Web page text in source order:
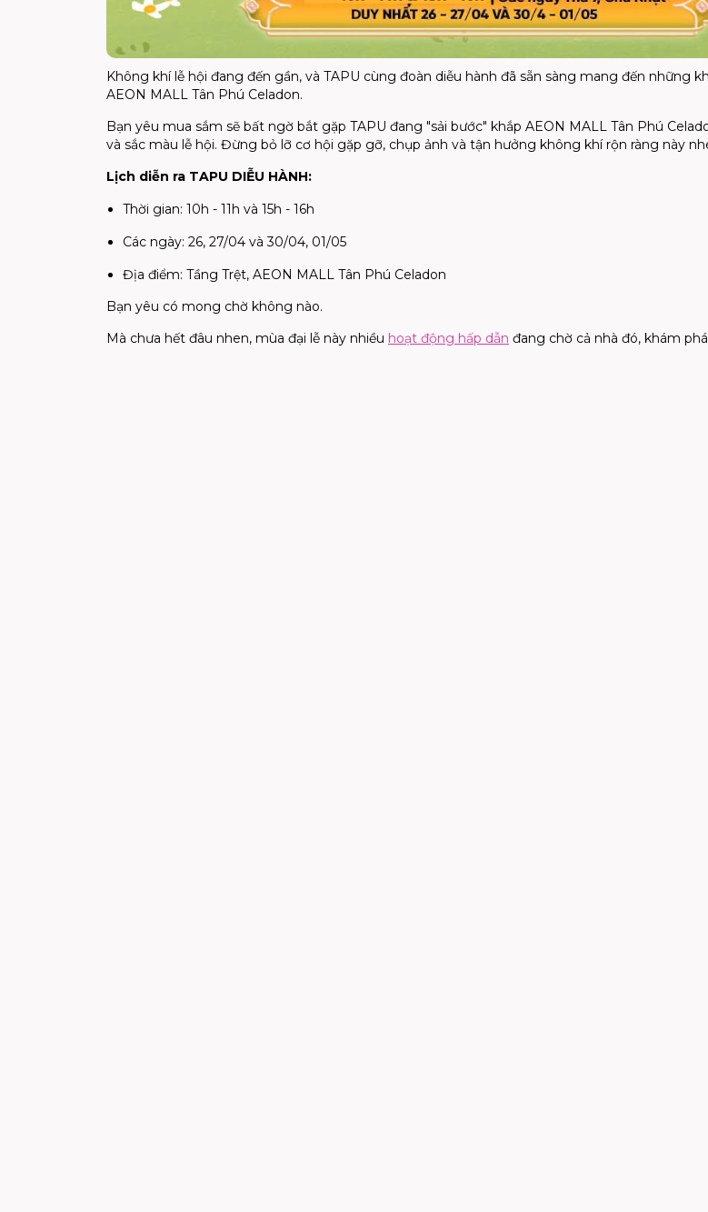
Không khí lễ hội đang đến gần, và TAPU cùng đoàn diễu hành đã sẵn sàng mang đến những
AEON MALL Tân Phú Celadon.
Bạn yêu mua sắm sẽ bất ngờ bắt gặp TAPU đang "sải bước" khắp AEON MALL Tân Phú
và sắc màu lễ hội. Đừng bỏ lỡ cơ hội gặp gỡ, chụp ảnh và tận hưởng không khí rộn ràng này
Lịch diễn ra TAPU DIỄU HÀNH:
Thời gian: 10h - 11h và 15h - 16h
Các ngày: 26, 27/04 và 30/04, 01/05
Địa điểm: Tầng Trệt, AEON MALL Tân Phú Celadon
Bạn yêu có mong chờ không nào.
Mà chưa hết đâu nhen, mùa đại lễ này nhiều hoạt động hấp dẫn đang chờ cả nhà đó, khám